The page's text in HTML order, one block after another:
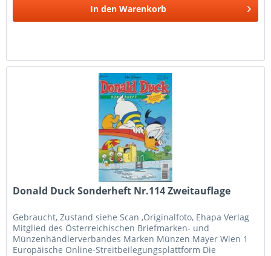
In den Warenkorb
Donald Duck Sonderheft Nr.114 Zweitauflage
Gebraucht, Zustand siehe Scan ,Originalfoto, Ehapa Verlag
Mitglied des Österreichischen Briefmarken- und
Münzenhändlerverbandes Marken Münzen Mayer Wien 1
Europäische Online-Streitbeilegungsplattform Die